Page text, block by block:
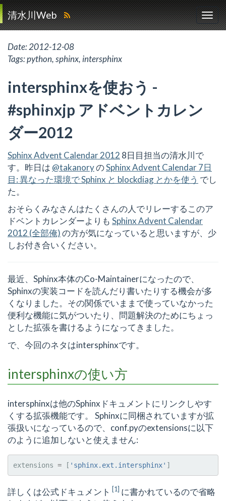
清水川Web
Date:2012-12-08
Tags:python,sphinx, intersphinx
intersphinxを使おう -
#sphinxjp アドベントカレン
ダー2012
Sphinx Advent Calendar 2012 8日目担当の清水川で
す。昨日は @takanoryのSphinx Advent Calendar 7日
目: 異なった環境で Sphinx と blockdiag とかを使う でし
た。
おそらくみなさんはたくさんの人でリレーするこのア
ドベントカレンダーよりも Sphinx Advent Calendar
2012 (全部俺)の方が気になっていると思いますが、少
しお付き合いください。
最近、Sphinx本体のCo-Maintainerになったので、
Sphinxの実装コードを読んだり書いたりする機会が多
くなりました。その関係でいままで使っていなかった
便利な機能に気がついたり、問題解決のためにちょっ
とした拡張を書けるようになってきました。
で、今回のネタはintersphinxです。
intersphinxの使い方
intersphinxは他のSphinxドキュメントにリンクしやす
くする拡張機能です。 Sphinxに同梱されていますが拡
張扱いになっているので、conf.pyのextensionsに以下
のように追加しないと使えません:
extensions = [ 'sphinx.ext.intersphinx' ]
詳しくは公式ドキュメント [1] に書かれているので省略